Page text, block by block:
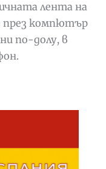
лента на
през компютър
по-долу, в